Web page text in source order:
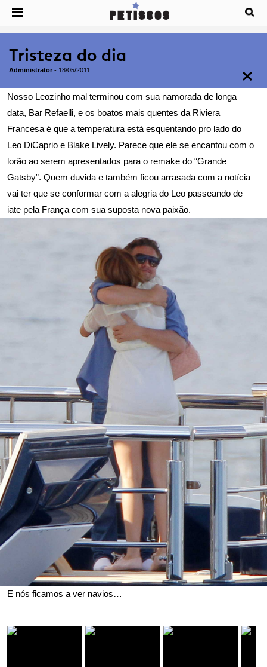
Tristeza do dia
Administrator - 18/05/2011
Nosso Leozinho mal terminou com sua namorada de longa
data, Bar Refaelli, e os boatos mais quentes da Riviera
Francesa é que a temperatura está esquentando pro lado do
Leo DiCaprio e Blake Lively. Parece que ele se encantou com o
lorão ao serem apresentados para o remake do “Grande
Gatsby”. Quem duvida e também ficou arrasada com a notícia
vai ter que se conformar com a alegria do Leo passeando de
iate pela França com sua suposta nova paixão.
E nós ficamos a ver navios…